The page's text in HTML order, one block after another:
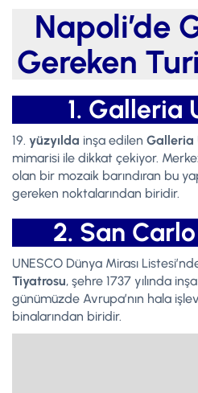
Napoli’de
Gereken
1. Galleria
19. yüzyılda inşa edilen Galleria
mimarisi ile dikkat çekiyor.
olan bir mozaik barındıran bu
gereken noktalarından biridir.
2. San
UNESCO Dünya Mirası
Tiyatrosu, şehre 1737 yılında
günümüzde Avrupa’nın hala
binalarından biridir.